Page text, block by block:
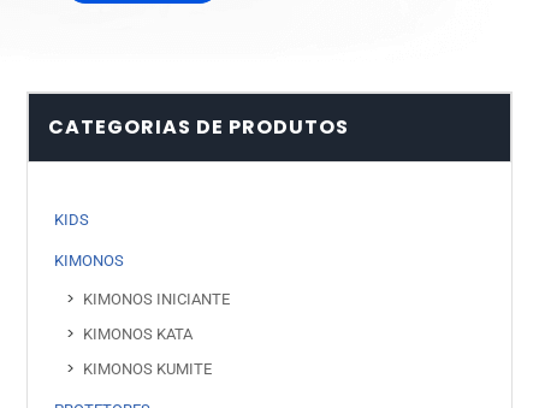
CATEGORIAS DE PRODUTOS
KIDS
KIMONOS
KIMONOS INICIANTE
KIMONOS KATA
KIMONOS KUMITE